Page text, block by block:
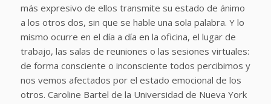
más expresivo de ellos transmite su estado de ánimo
a los otros dos, sin que se hable una sola palabra. Y lo
mismo ocurre en el día a día en la oficina, el lugar de
trabajo, las salas de reuniones o las sesiones virtuales:
de forma consciente o inconsciente todos percibimos y
nos vemos afectados por el estado emocional de los
otros. Caroline Bartel de la Universidad de Nueva York